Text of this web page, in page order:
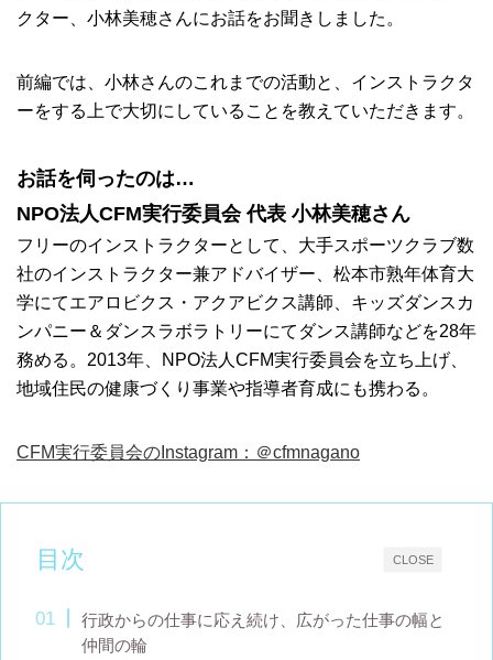
クター、小林美穂さんにお話をお聞きしました。
前編では、小林さんのこれまでの活動と、インストラクタ
ーをする上で大切にしていることを教えていただきます。
お話を伺ったのは…
NPO法人CFM実行委員会 代表 小林美穂さん
フリーのインストラクターとして、大手スポーツクラブ数
社のインストラクター兼アドバイザー、松本市熟年体育大
学にてエアロビクス・アクアビクス講師、キッズダンスカ
ンパニー＆ダンスラボラトリーにてダンス講師などを28年
務める。2013年、NPO法人CFM実行委員会を立ち上げ、
地域住民の健康づくり事業や指導者育成にも携わる。
CFM実行委員会のInstagram：＠cfmnagano
CLOSE
目次
行政からの仕事に応え続け、広がった仕事の幅と
仲間の輪